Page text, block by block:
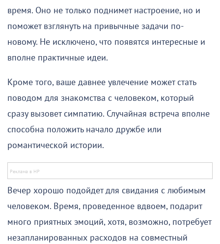
время. Оно не только поднимет настроение, но и
поможет взглянуть на привычные задачи по-
новому. Не исключено, что появятся интересные и
вполне практичные идеи.
Кроме того, ваше давнее увлечение может стать
поводом для знакомства с человеком, который
сразу вызовет симпатию. Случайная встреча вполне
способна положить начало дружбе или
романтической истории.
Вечер хорошо подойдет для свидания с любимым
человеком. Время, проведенное вдвоем, подарит
много приятных эмоций, хотя, возможно, потребует
незапланированных расходов на совместный